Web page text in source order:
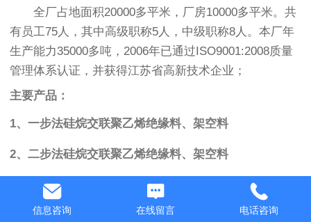
全厂占地面积20000多平米，厂房10000多平米。共
有员工75人，其中高级职称5人，中级职称8人。本厂年
生产能力35000多吨，2006年已通过ISO9001:2008质量
管理体系认证，并获得江苏省高新技术企业；
主要产品：
1、一步法硅烷交联聚乙烯绝缘料、架空料
2、二步法硅烷交联聚乙烯绝缘料、架空料
3、一步法硅烷自然交联聚乙烯绝缘料、架空料
4、二步法硅烷自然交联聚乙烯绝缘料、架空料
信息咨询 在线留言 电话咨询